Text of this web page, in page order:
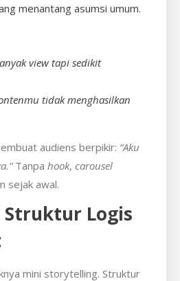
menantang asumsi umum.
view tapi sedikit
tidak menghasilkan
audiens berpikir: “Aku
Tanpa hook, carousel
sejak awal.
Struktur Logis
mini storytelling. Struktur